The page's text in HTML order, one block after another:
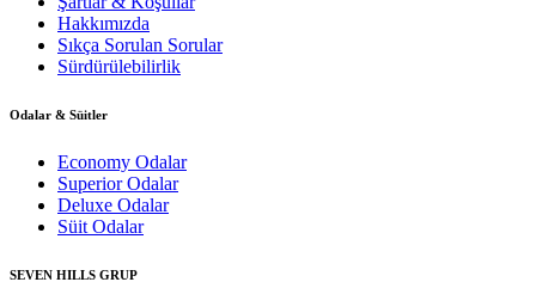
Hakkımızda
Sıkça Sorulan Sorular
Sürdürülebilirlik
Odalar & Süitler
Economy Odalar
Superior Odalar
Deluxe Odalar
Süit Odalar
SEVEN HILLS GRUP